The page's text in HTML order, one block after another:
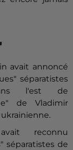
avait annoncé
séparatistes
l'est de
de Vladimir
reconnu
séparatistes de